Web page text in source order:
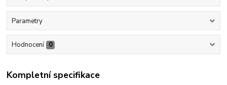
Parametry
Hodnocení 0
Kompletní specifikace